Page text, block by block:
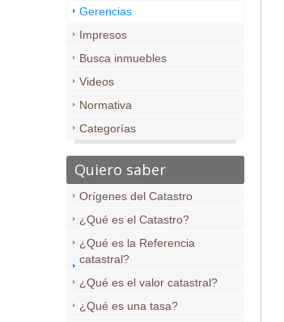
Gerencias
Impresos
Busca inmuebles
Videos
Normativa
Categorías
Quiero saber
Orígenes del Catastro
¿Qué es el Catastro?
¿Qué es la Referencia
catastral?
¿Qué es el valor catastral?
¿Qué es una tasa?